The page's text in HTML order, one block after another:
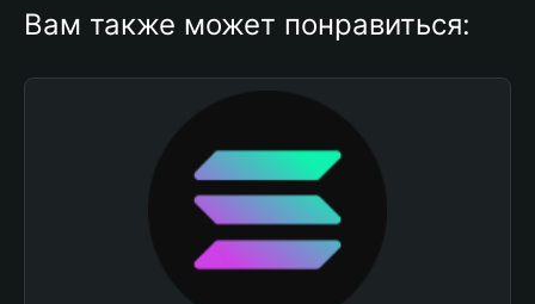
Вам также может понравиться: